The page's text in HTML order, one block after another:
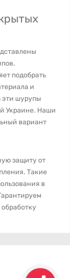
подобрать
и
эти шурупы
Украине. Наши
вариант
защиту от
Такие
в